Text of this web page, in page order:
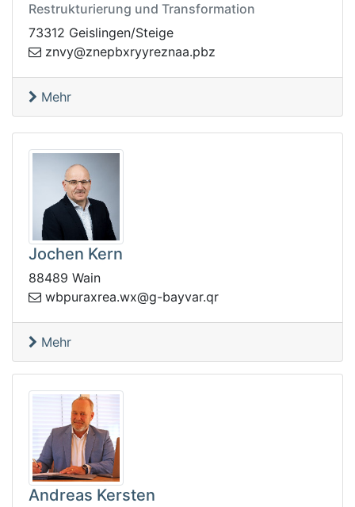
Restrukturierung und Transformation
73312 Geislingen/Steige
zbp.aanzeryyrxbp
enz@yvnz
Mehr
Jochen Kern
88489 Wain
r
q.ravyab-g@xw.aerxarupbw
Mehr
Andreas Kersten